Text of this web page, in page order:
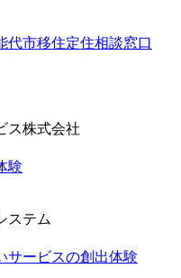
代市移住定住相談窓口
ス株式会社
験
ステム
サービスの創出体験